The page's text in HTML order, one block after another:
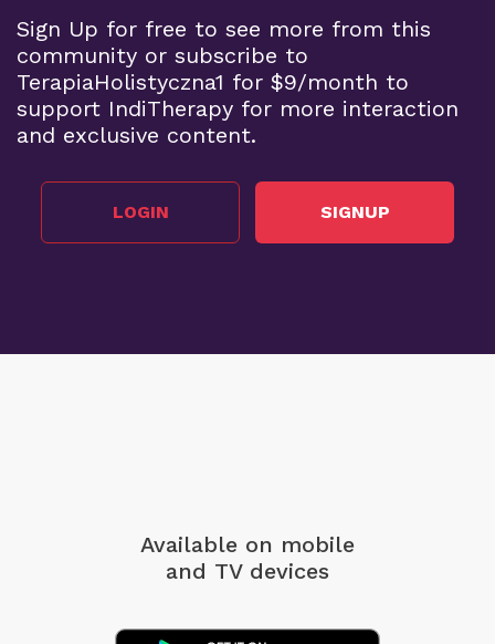
Sign Up for free to see more from this
community or subscribe to
TerapiaHolistyczna1 for $9/month to
support IndiTherapy for more interaction
and exclusive content.
LOGIN SIGNUP
Available on mobile
and TV devices